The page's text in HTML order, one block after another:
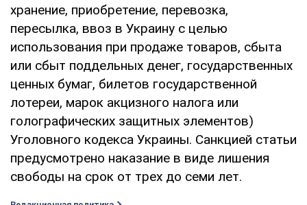
хранение, приобретение, перевозка,
пересылка, ввоз в Украину с целью
использования при продаже товаров, сбыта
или сбыт поддельных денег, государственных
ценных бумаг, билетов государственной
лотереи, марок акцизного налога или
голографических защитных элементов)
Уголовного кодекса Украины. Санкцией статьи
предусмотрено наказание в виде лишения
свободы на срок от трех до семи лет.